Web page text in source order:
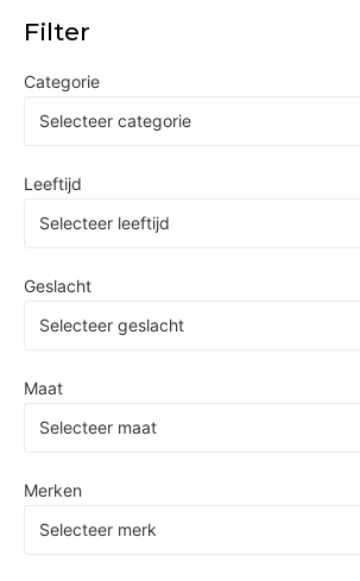
Filter
Categorie
Selecteer categorie
Leeftijd
Selecteer leeftijd
Geslacht
Selecteer geslacht
Maat
Selecteer maat
Merken
Selecteer merk